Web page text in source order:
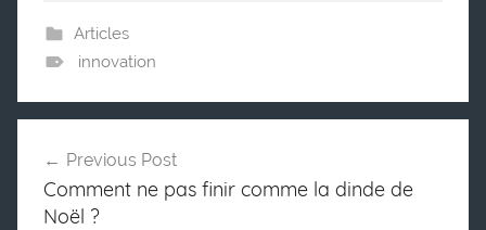
Articles
innovation
Post
navigation
Previous Post
Comment ne pas finir comme la dinde de
Noël ?